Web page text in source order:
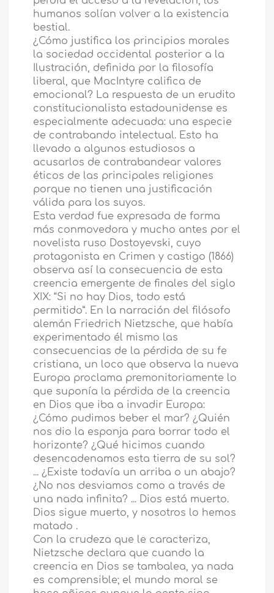
humanos solían volver a la existencia
bestial.
¿Cómo justifica los principios morales
la sociedad occidental posterior a la
Ilustración, definida por la filosofía
liberal, que MacIntyre califica de
emocional? La respuesta de un erudito
constitucionalista estadounidense es
especialmente adecuada: una especie
de contrabando intelectual. Esto ha
llevado a algunos estudiosos a
acusarlos de contrabandear valores
éticos de las principales religiones
porque no tienen una justificación
válida para los suyos.
Esta verdad fue expresada de forma
más conmovedora y mucho antes por el
novelista ruso Dostoyevski, cuyo
protagonista en Crimen y castigo (1866)
observa así la consecuencia de esta
creencia emergente de finales del siglo
XIX: “Si no hay Dios, todo está
permitido”. En la narración del filósofo
alemán Friedrich Nietzsche, que había
experimentado él mismo las
consecuencias de la pérdida de su fe
cristiana, un loco que observa la nueva
Europa proclama premonitoriamente lo
que suponía la pérdida de la creencia
en Dios que iba a invadir Europa:
¿Cómo pudimos beber el mar? ¿Quién
nos dio la esponja para borrar todo el
horizonte? ¿Qué hicimos cuando
desencadenamos esta tierra de su sol?
... ¿Existe todavía un arriba o un abajo?
¿No nos desviamos como a través de
una nada infinita? ... Dios está muerto.
Dios sigue muerto, y nosotros lo hemos
matado .
Con la crudeza que le caracteriza,
Nietzsche declara que cuando la
creencia en Dios se tambalea, ya nada
es comprensible; el mundo moral se